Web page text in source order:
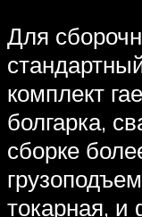
Для
комплект
болгарка,
сборке
токарная, и